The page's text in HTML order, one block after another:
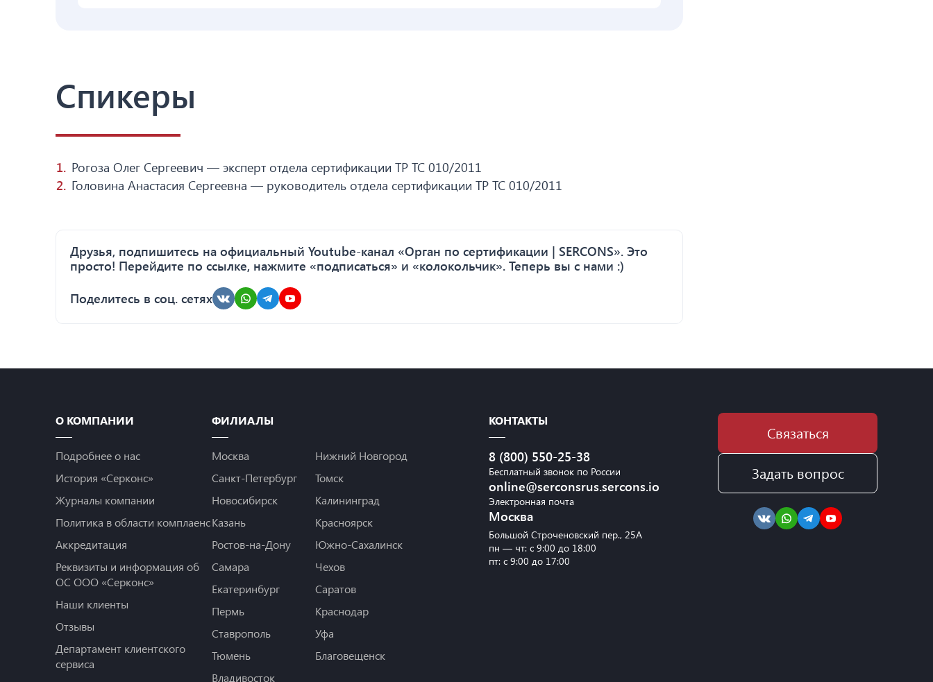
Спикеры
Рогоза Олег Сергеевич — эксперт отдела сертификации ТР ТС 010/2011
Головина Анастасия Сергеевна — руководитель отдела сертификации ТР ТС 010/2011
Друзья, подпишитесь на официальный Youtube-канал «Орган по сертификации | SERCONS». Это
просто! Перейдите по ссылке, нажмите «подписаться» и «колокольчик». Теперь вы с нами :)
Поделитесь в соц. сетях
О КОМПАНИИ
Подробнее о нас
История «Серконс»
Журналы компании
Политика в области комплаенс
Аккредитация
Реквизиты и информация об
ОС ООО «Серконс»
Наши клиенты
Отзывы
Департамент клиентского
сервиса
ФИЛИАЛЫ
Москва
Санкт-Петербург
Новосибирск
Казань
Ростов-на-Дону
Самара
Екатеринбург
Пермь
Ставрополь
Тюмень
Владивосток
Нижний Новгород
Томск
Калининград
Красноярск
Южно-Сахалинск
Чехов
Саратов
Краснодар
Уфа
Благовещенск
КОНТАКТЫ
8 (800) 550-25-38
Бесплатный звонок по России
online@serconsrus.sercons.io
Электронная почта
Москва
Большой Строченовский пер., 25А
пн — чт: с 9:00 до 18:00
пт: с 9:00 до 17:00
Связаться
Задать вопрос